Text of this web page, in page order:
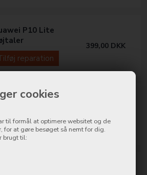
cookies
til formål at optimere websitet og de
for at gøre besøget så nemt for dig.
brugt til:
P10 Lite
reparation
399,00 DKK
P10 Lite
reparation